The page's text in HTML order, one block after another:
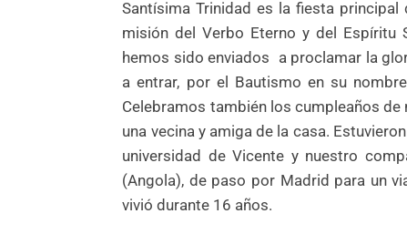
Santísima Trinidad es la fiesta
misión del Verbo Eterno y del Espíritu
hemos sido enviados a proclamar la
a entrar, por el Bautismo en su
Celebramos también los cumpleaños
una vecina y amiga de la casa.
universidad de Vicente y nuestro
(Angola), de paso por Madrid para un
vivió durante 16 años.